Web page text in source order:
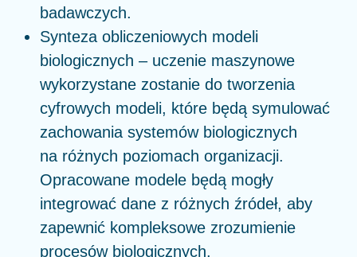
badawczych.
Synteza obliczeniowych modeli
biologicznych – uczenie maszynowe
wykorzystane zostanie do tworzenia
cyfrowych modeli, które będą symulować
zachowania systemów biologicznych
na różnych poziomach organizacji.
Opracowane modele będą mogły
integrować dane z różnych źródeł, aby
zapewnić kompleksowe zrozumienie
procesów biologicznych.